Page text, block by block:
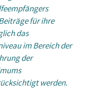
für ihre
das
im Bereich der
der
werden.